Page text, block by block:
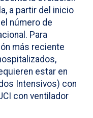
a partir del inicio
número de
Para
más reciente
estar en
Intensivos) con
con ventilador